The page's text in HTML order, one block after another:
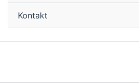
Kontakt